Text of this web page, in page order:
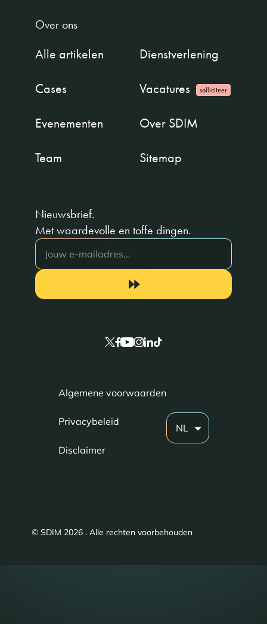
Over ons
Alle artikelen
Dienstverlening
Cases
Vacatures solliciteer
Evenementen
Over SDIM
Team
Sitemap
Nieuwsbrief.
Met waardevolle en toffe dingen.
Algemene voorwaarden
Privacybeleid
Disclaimer
NL
© SDIM 2026 . Alle rechten voorbehouden